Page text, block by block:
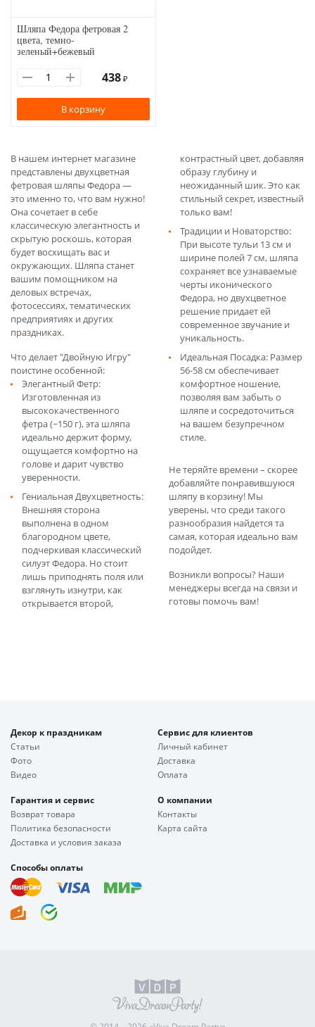
Шляпа Федора фетровая 2
цвета, темно-
зеленый+бежевый
438 ₽
В корзину
В нашем интернет магазине
представлены двухцветная
фетровая шляпы Федора —
это именно то, что вам нужно!
Она сочетает в себе
классическую элегантность и
скрытую роскошь, которая
будет восхищать вас и
окружающих. Шляпа станет
вашим помощником на
деловых встречах,
фотосессиях, тематических
предприятиях и других
праздниках.
Что делает "Двойную Игру"
поистине особенной:
Элегантный Фетр:
Изготовленная из
высококачественного
фетра (~150 г), эта шляпа
идеально держит форму,
ощущается комфортно на
голове и дарит чувство
уверенности.
Гениальная Двухцветность:
Внешняя сторона
выполнена в одном
благородном цвете,
подчеркивая классический
силуэт Федора. Но стоит
лишь приподнять поля или
взглянуть изнутри, как
открывается второй,
контрастный цвет, добавляя
образу глубину и
неожиданный шик. Это как
стильный секрет, известный
только вам!
Традиции и Новаторство:
При высоте тульи 13 см и
ширине полей 7 см, шляпа
сохраняет все узнаваемые
черты иконического
Федора, но двухцветное
решение придает ей
современное звучание и
уникальность.
Идеальная Посадка: Размер
56-58 см обеспечивает
комфортное ношение,
позволяя вам забыть о
шляпе и сосредоточиться
на вашем безупречном
стиле.
Не теряйте времени – скорее
добавляйте понравившуюся
шляпу в корзину! Мы
уверены, что среди такого
разнообразия найдется та
самая, которая идеально вам
подойдет.
Возникли вопросы? Наши
менеджеры всегда на связи и
готовы помочь вам!
Декор к праздникам
Статьи
Фото
Видео
Сервис для клиентов
Личный кабинет
Доставка
Оплата
Гарантия и сервис
Возврат товара
Политика безопасности
Доставка и условия заказа
О компании
Контакты
Карта сайта
Способы оплаты